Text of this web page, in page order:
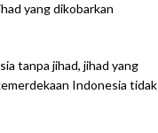
yang dikobarkan
tanpa jihad, jihad yang
Indonesia tidak